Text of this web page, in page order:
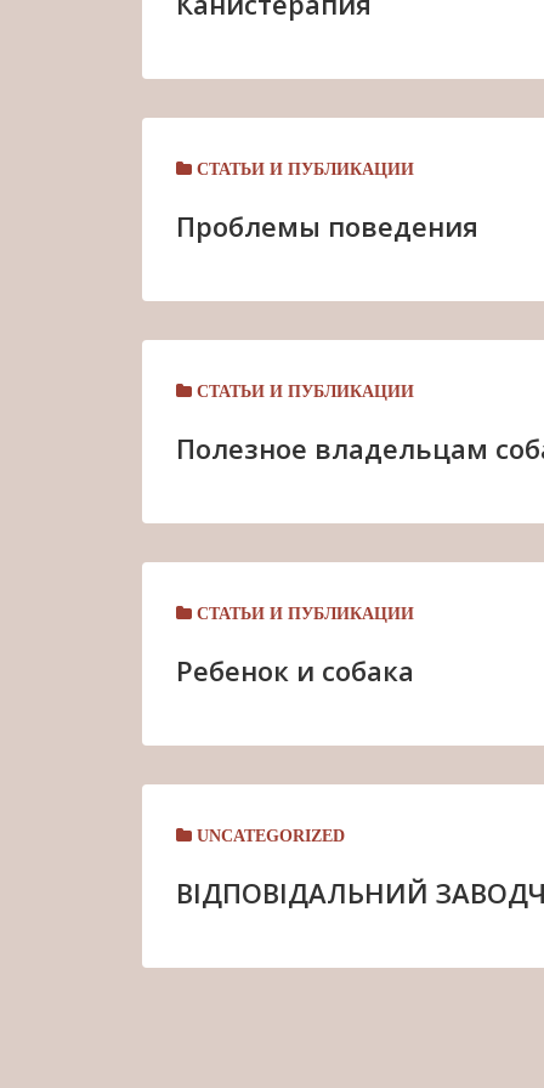
СТАТЬИ И ПУБЛИКАЦИИ
Проблемы поведения
СТАТЬИ И ПУБЛИКАЦИИ
Полезное владельцам
СТАТЬИ И ПУБЛИКАЦИИ
Ребенок и собака
UNCATEGORIZED
ВІДПОВІДАЛЬНИЙ